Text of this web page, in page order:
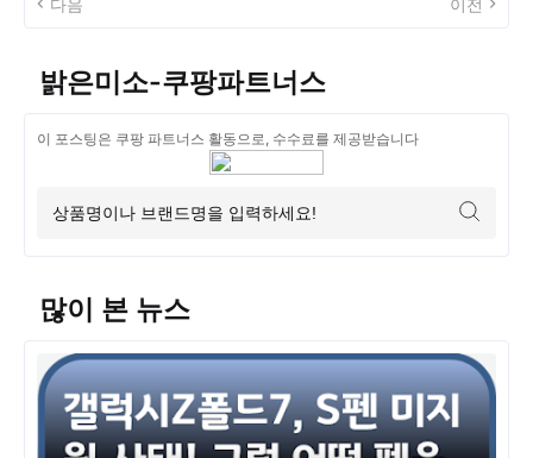
밝은미소-쿠팡파트너스
이 포스팅은 쿠팡 파트너스 활동으로, 수수료를 제공받습니다
많이 본 뉴스